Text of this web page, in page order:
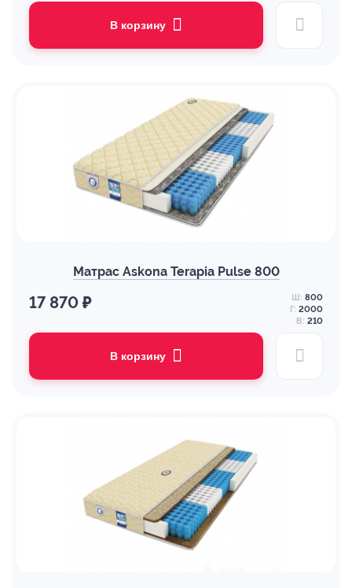
В корзину
Матрас Askona Terapia Pulse 800
17 870 ₽ Ш: 800
Г: 2000
В: 210
В корзину